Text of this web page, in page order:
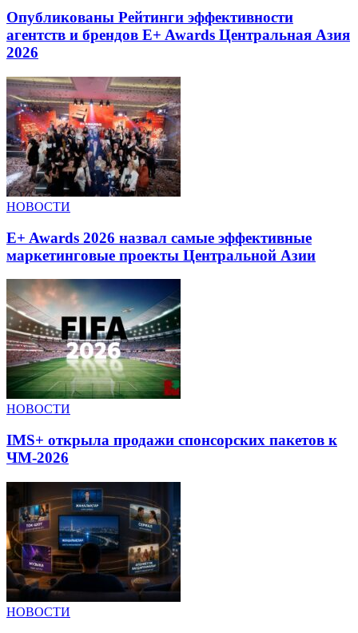
Опубликованы Рейтинги эффективности
агентств и брендов E+ Awards Центральная Азия
2026
НОВОСТИ
E+ Awards 2026 назвал самые эффективные
маркетинговые проекты Центральной Азии
НОВОСТИ
IMS+ открыла продажи спонсорских пакетов к
ЧМ-2026
НОВОСТИ